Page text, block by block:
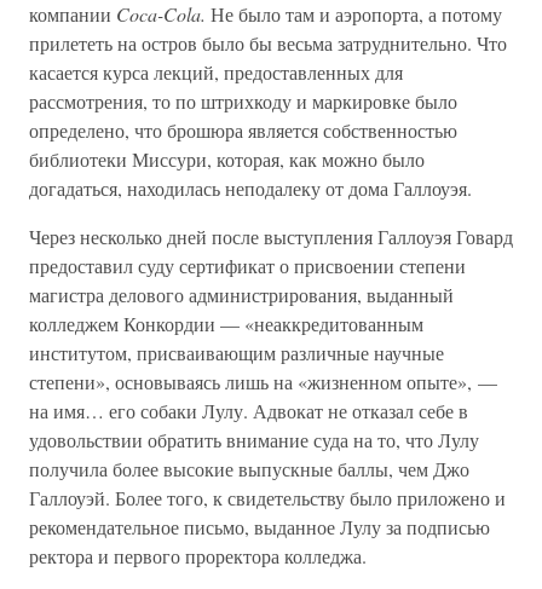
компании Coca-Cola. Не было там и аэропорта, а потому
прилететь на остров было бы весьма затруднительно. Что
касается курса лекций, предоставленных для
рассмотрения, то по штрихкоду и маркировке было
определено, что брошюра является собственностью
библиотеки Миссури, которая, как можно было
догадаться, находилась неподалеку от дома Галлоуэя.
Через несколько дней после выступления Галлоуэя Говард
предоставил суду сертификат о присвоении степени
магистра делового администрирования, выданный
колледжем Конкордии — «неаккредитованным
институтом, присваивающим различные научные
степени», основываясь лишь на «жизненном опыте», —
на имя… его собаки Лулу. Адвокат не отказал себе в
удовольствии обратить внимание суда на то, что Лулу
получила более высокие выпускные баллы, чем Джо
Галлоуэй. Более того, к свидетельству было приложено и
рекомендательное письмо, выданное Лулу за подписью
ректора и первого проректора колледжа.